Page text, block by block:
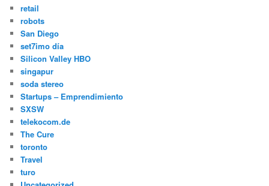
retail
robots
San Diego
set7imo día
Silicon Valley HBO
singapur
soda stereo
Startups – Emprendimiento
SXSW
telekocom.de
The Cure
toronto
Travel
turo